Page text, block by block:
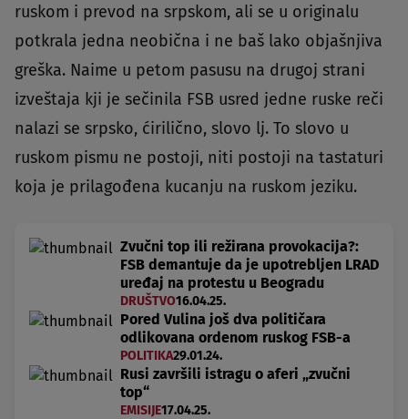
ruskom i prevod na srpskom, ali se u originalu
potkrala jedna neobična i ne baš lako objašnjiva
greška. Naime u petom pasusu na drugoj strani
izveštaja kji je sečinila FSB usred jedne ruske reči
nalazi se srpsko, ćirilično, slovo lj. To slovo u
ruskom pismu ne postoji, niti postoji na tastaturi
koja je prilagođena kucanju na ruskom jeziku.
Zvučni top ili režirana provokacija?:
FSB demantuje da je upotrebljen LRAD
uređaj na protestu u Beogradu
DRUŠTVO16.04.25.
Pored Vulina još dva političara
odlikovana ordenom ruskog FSB-a
POLITIKA29.01.24.
Rusi završili istragu o aferi „zvučni
top“
EMISIJE17.04.25.